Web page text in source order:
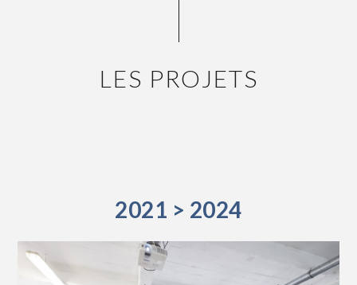
LES PROJETS
2021 > 2024